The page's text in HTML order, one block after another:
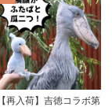
【再入荷】吉徳コラボ第